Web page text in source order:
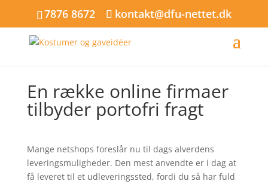
7876 8672 kontakt@dfu-nettet.dk
En række online firmaer
tilbyder portofri fragt
Mange netshops foreslår nu til dags alverdens
leveringsmuligheder. Den mest anvendte er i dag at
få leveret til et udleveringssted, fordi du så har fuld